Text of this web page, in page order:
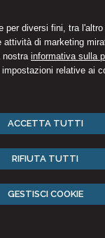
per diversi fini, tra
attività di marketing
nostra informativa sulla
impostazioni relative ai
ACCETTA TUTTI
RIFIUTA TUTTI
GESTISCI COOKIE